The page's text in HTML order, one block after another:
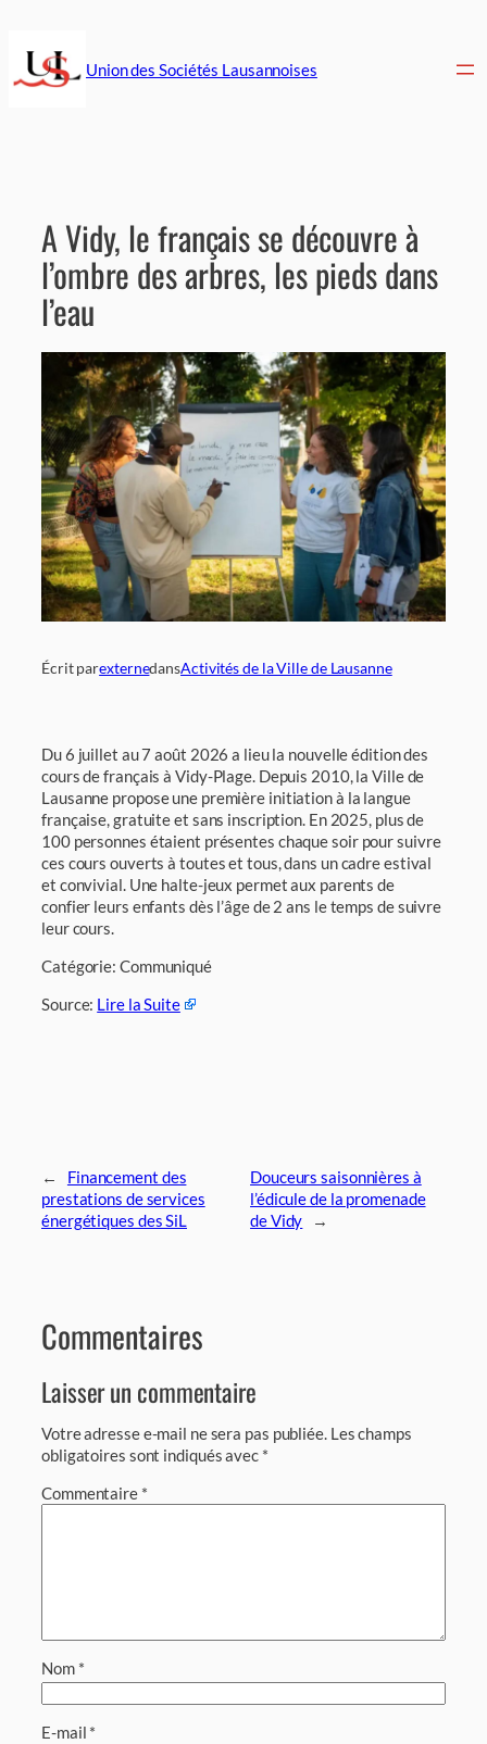
contenu
Union des Sociétés Lausannoises
A Vidy, le français se découvre à
l’ombre des arbres, les pieds dans
l’eau
Écrit parexternedansActivités de la Ville de Lausanne
Du 6 juillet au 7 août 2026 a lieu la nouvelle édition des
cours de français à Vidy-Plage. Depuis 2010, la Ville de
Lausanne propose une première initiation à la langue
française, gratuite et sans inscription. En 2025, plus de
100 personnes étaient présentes chaque soir pour suivre
ces cours ouverts à toutes et tous, dans un cadre estival
et convivial. Une halte-jeux permet aux parents de
confier leurs enfants dès l’âge de 2 ans le temps de suivre
leur cours.
Catégorie: Communiqué
Source: Lire la Suite
←
Financement des
prestations de services
énergétiques des SiL
Douceurs saisonnières à
l’édicule de la promenade
de Vidy
→
Commentaires
Laisser un commentaire
Votre adresse e-mail ne sera pas publiée. Les champs
obligatoires sont indiqués avec *
Commentaire *
Nom *
E-mail *